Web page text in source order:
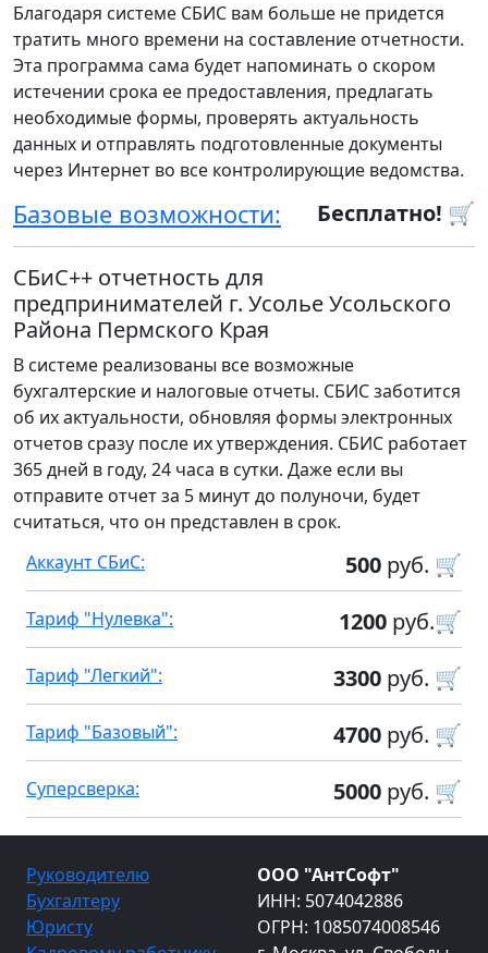
Благодаря системе СБИС вам больше не придется
тратить много времени на составление отчетности.
Эта программа сама будет напоминать о скором
истечении срока ее предоставления, предлагать
необходимые формы, проверять актуальность
данных и отправлять подготовленные документы
через Интернет во все контролирующие ведомства.
Бесплатно! 🛒
Базовые возможности:
СБиС++ отчетность для
предпринимателей г. Усолье Усольского
Района Пермского Края
В системе реализованы все возможные
бухгалтерские и налоговые отчеты. СБИС заботится
об их актуальности, обновляя формы электронных
отчетов сразу после их утверждения. СБИС работает
365 дней в году, 24 часа в сутки. Даже если вы
отправите отчет за 5 минут до полуночи, будет
считаться, что он представлен в срок.
500 руб. 🛒
Аккаунт СБиС:
1200 руб.🛒
Тариф "Нулевка":
3300 руб. 🛒
Тариф "Легкий":
4700 руб. 🛒
Тариф "Базовый":
5000 руб. 🛒
Суперсверка:
Руководителю
Бухгалтеру
Юристу
ООО "АнтСофт"
ИНН: 5074042886
ОГРН: 1085074008546